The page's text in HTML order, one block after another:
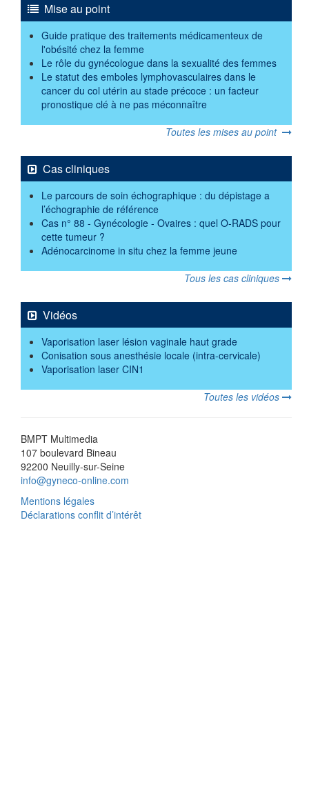
Mise au point
Guide pratique des traitements médicamenteux de
l'obésité chez la femme
Le rôle du gynécologue dans la sexualité des femmes
Le statut des emboles lymphovasculaires dans le
cancer du col utérin au stade précoce : un facteur
pronostique clé à ne pas méconnaître
Toutes les mises au point
Cas cliniques
Le parcours de soin échographique : du dépistage a
l’échographie de référence
Cas n° 88 - Gynécologie - Ovaires : quel O-RADS pour
cette tumeur ?
Adénocarcinome in situ chez la femme jeune
Tous les cas cliniques
Vidéos
Vaporisation laser lésion vaginale haut grade
Conisation sous anesthésie locale (intra-cervicale)
Vaporisation laser CIN1
Toutes les vidéos
BMPT Multimedia
107 boulevard Bineau
92200 Neuilly-sur-Seine
info@gyneco-online.com
Mentions légales
Déclarations conflit d’intérêt